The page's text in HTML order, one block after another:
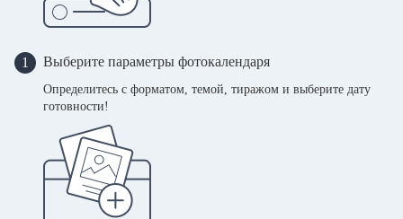
1 Выберите параметры фотокалендаря
Определитесь с форматом, темой, тиражом и выберите дату
готовности!